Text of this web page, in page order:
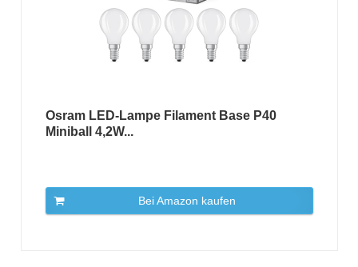
Osram LED-Lampe Filament Base P40
Miniball 4,2W...
Bei Amazon kaufen